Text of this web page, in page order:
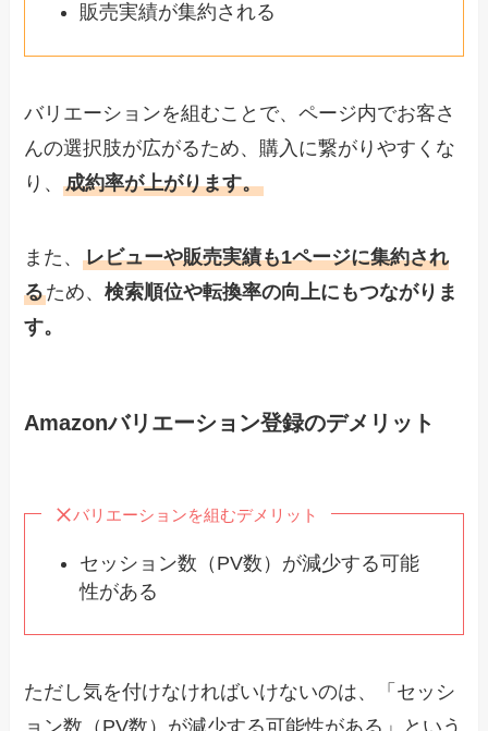
販売実績が集約される
バリエーションを組むことで、ページ内でお客さ
んの選択肢が広がるため、購入に繋がりやすくな
り、成約率が上がります。
また、レビューや販売実績も1ページに集約され
るため、検索順位や転換率の向上にもつながりま
す。
Amazonバリエーション登録のデメリット
バリエーションを組むデメリット
セッション数（PV数）が減少する可能
性がある
ただし気を付けなければいけないのは、「セッシ